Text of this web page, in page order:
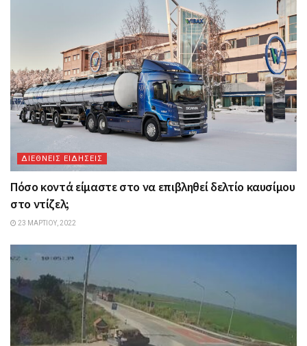
ΔΙΕΘΝΕΙΣ ΕΙΔΗΣΕΙΣ
Πόσο κοντά είμαστε στο να επιβληθεί δελτίο καυσίμου
στο ντίζελ;
23 ΜΑΡΤΊΟΥ, 2022